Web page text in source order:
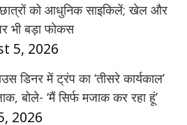
को आधुनिक साइकिलें; खेल और
भी बड़ा फोकस
5, 2026
डिनर में ट्रंप का ‘तीसरे कार्यकाल’
बोले- ‘मैं सिर्फ मजाक कर रहा हूं’
2026